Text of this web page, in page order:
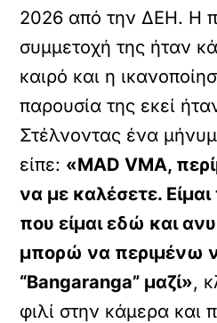
2026 από την ΔΕΗ. Η
συμμετοχή της ήταν
καιρό και η
παρουσία της εκεί
Στέλνοντας ένα
είπε: «MAD VMA,
να με καλέσετε.
που είμαι εδώ και
μπορώ να περιμένω
“Bangaranga” μαζί»,
φιλί στην κάμερα και